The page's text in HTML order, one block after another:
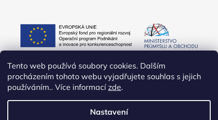
Tento web používá soubory cookies. Dalším
procházením tohoto webu vyjadřujete souhlas s jejich
používáním.. Více informacízde.
Nastavení